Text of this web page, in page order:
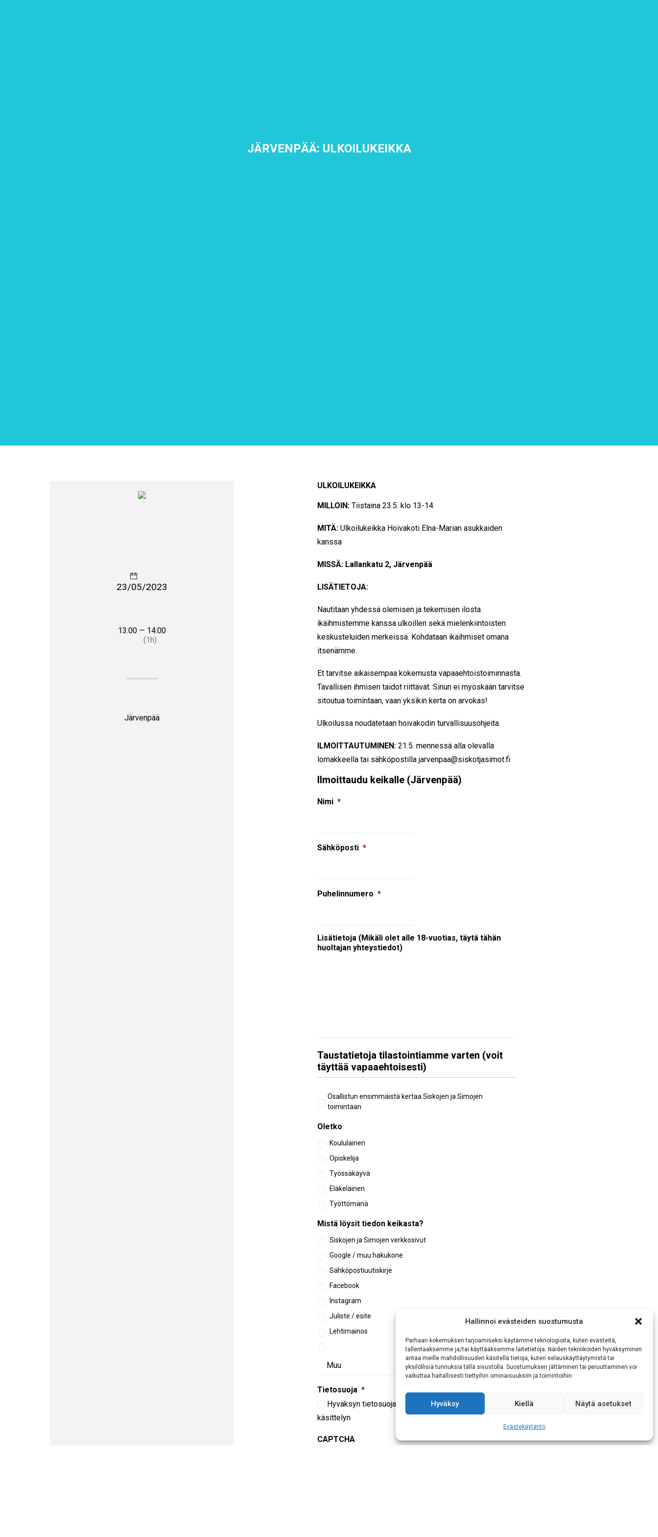
Hallinnoi evästeiden suostumusta
Parhaan kokemuksen tarjoamiseksi käytämme teknologioita, kuten evästeitä,
tallentaaksemme ja/tai käyttääksemme laitetietoja. Näiden tekniikoiden hyväksyminen
antaa meille mahdollisuuden käsitellä tietoja, kuten selauskäyttäytymistä tai
yksilöllisiä tunnuksia tällä sivustolla. Suostumuksen jättäminen tai peruuttaminen voi
vaikuttaa haitallisesti tiettyihin ominaisuuksiin ja toimintoihin.
Hyväksy Kiellä Näytä asetukset
Evästekäytäntö
JÄRVENPÄÄ: ULKOILUKEIKKA
ULKOILUKEIKKA
MILLOIN:Tiistaina 23.5. klo 13-14
MITÄ:Ulkoilukeikka Hoivakoti Elna-Marian asukkaiden
kanssa
MISSÄ: Lallankatu 2, Järvenpää
LISÄTIETOJA:
Nautitaan yhdessä olemisen ja tekemisen ilosta
ikäihmistemme kanssa ulkoillen sekä mielenkiintoisten
keskusteluiden merkeissä. Kohdataan ikäihmiset omana
itsenämme.
Et tarvitse aikaisempaa kokemusta vapaaehtoistoiminnasta.
Tavallisen ihmisen taidot riittävät. Sinun ei myöskään tarvitse
sitoutua toimintaan, vaan yksikin kerta on arvokas!
Ulkoilussa noudatetaan hoivakodin turvallisuusohjeita.
ILMOITTAUTUMINEN:21.5. mennessä alla olevalla
lomakkeella tai sähköpostilla jarvenpaa@siskotjasimot.fi
Ilmoittaudu keikalle (Järvenpää)
Nimi *
Sähköposti *
Puhelinnumero *
Lisätietoja (Mikäli olet alle 18-vuotias, täytä tähän
huoltajan yhteystiedot)
Taustatietoja tilastointiamme varten (voit
täyttää vapaaehtoisesti)
Aiempi
osallistuminen
Osallistun ensimmäistä kertaa Siskojen ja Simojen
toimintaan
Oletko
Koululainen
Opiskelija
Työssäkäyvä
Eläkeläinen
Työttömänä
Mistä löysit tiedon keikasta?
Siskojen ja Simojen verkkosivut
Google / muu hakukone
Sähköpostiuutiskirje
Facebook
Instagram
Juliste / esite
Lehtimainos
Tietosuoja *
Hyväksyn tietosuojaselosteen mukaisen tietojeni
käsittelyn
CAPTCHA
23/05/2023
13:00 — 14:00
(1h)
Järvenpää